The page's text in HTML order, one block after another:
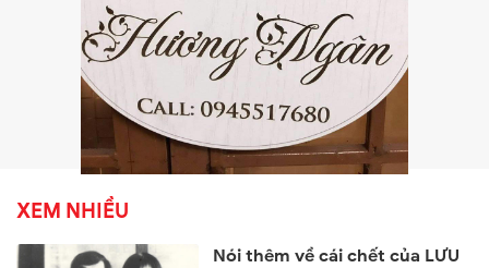
XEM NHIỀU
Nói thêm về cái chết của LƯU